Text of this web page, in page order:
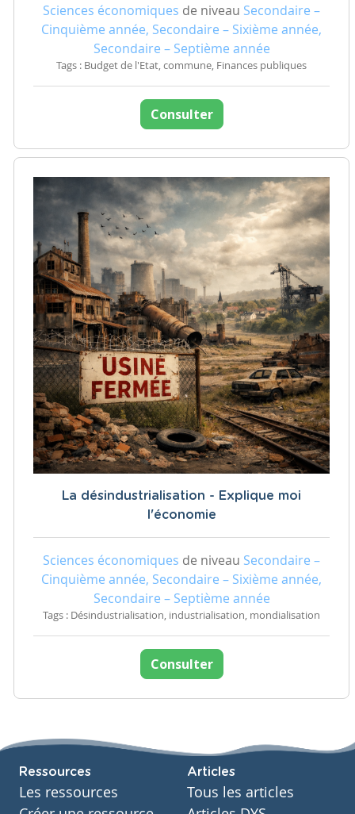
Sciences économiques de niveau Secondaire –
Cinquième année, Secondaire – Sixième année,
Secondaire – Septième année
Tags : Budget de l'Etat, commune, Finances publiques
Consulter
La désindustrialisation - Explique moi
l'économie
Sciences économiques de niveau Secondaire –
Cinquième année, Secondaire – Sixième année,
Secondaire – Septième année
Tags : Désindustrialisation, industrialisation, mondialisation
Consulter
Ressources
Les ressources
Articles
Tous les articles